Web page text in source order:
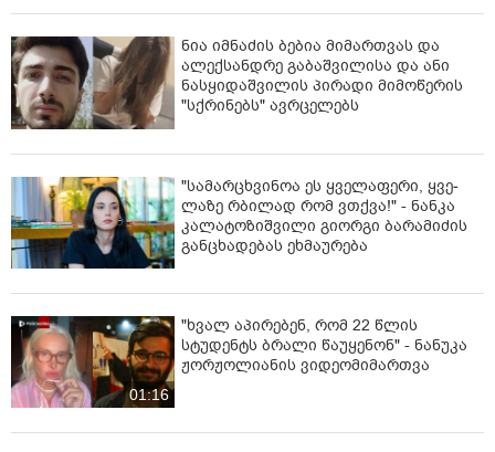
ნია იმნაძის ბებია მიმართვას და
ალექსანდრე გაბაშვილისა და ანი
ნასყიდაშვილის პირადი მიმოწერის
"სქრინებს" ავრცელებს
"სა­მარ­ცხვი­ნოა ეს ყვე­ლა­ფე­რი, ყვე­
ლა­ზე რბი­ლად რომ ვთქვა!" - ნანკა
კალატოზიშვილი გიორგი ბარამიძის
განცხადებას ეხმაურება
01:16
"ხვალ აპირებენ, რომ 22 წლის
სტუდენტს ბრალი წაუყენონ" - ნანუკა
ჟორჟოლიანის ვიდეომიმართვა